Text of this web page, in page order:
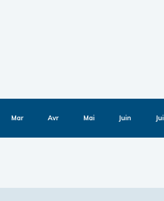
Mar Avr Mai Juin Juil